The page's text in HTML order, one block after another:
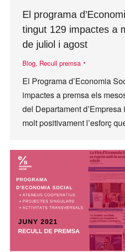
El programa
tingut 129 impactes a
de juliol i agost
Blog, Recull premsa
El Programa d’Economia
impactes a premsa els
del Departament
molt positivament l’esforç